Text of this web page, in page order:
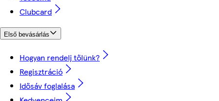
Clubcard
Első bevásárlás
Hogyan rendelj tőlünk?
Regisztráció
Idősáv foglalása